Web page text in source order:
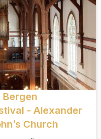
- Alexander
Church